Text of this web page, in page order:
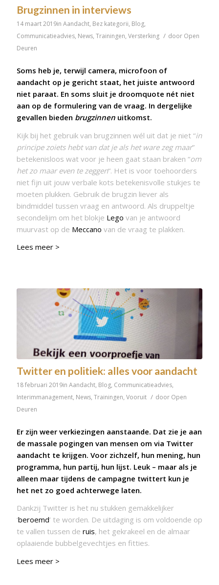
Brugzinnen in interviews
14 maart 2019in Aandacht, Bez kategorii, Blog,
Communicatieadvies, News, Trainingen, Versterking / door Open
Deuren
Soms heb je, terwijl camera, microfoon of
aandacht op je gericht staat, het juiste antwoord
niet paraat. En soms sluit je droomquote nét niet
aan op de formulering van de vraag. In dergelijke
gevallen bieden brugzinnenuitkomst.
Kijk bij het gebruik van brugzinnen wél uit dat je niet “in
principe zoiets hebt van dat je als het ware zeg maar”
betekenisloos wat voor je heen gaat staan braken “om
het zo maar even te zeggen“. Het is voor toehoorders
niet fijn uit jouw verbale kots betekenisvolle stukjes te
moeten plukken. Gebruik de brugzin liever als
bindmiddel tussen vraag en antwoord. Als druppeltje
secondelijm om het blokje Lego van je antwoord
muurvast op de Meccano van de vraag te plakken.
Lees meer >
Twitter en politiek: alles voor aandacht
18 februari 2019in Aandacht, Blog, Communicatieadvies,
Interimmanagement, News, Trainingen, Vooruit / door Open
Deuren
Er zijn weer verkiezingen aanstaande. Dat zie je aan
de massale pogingen van mensen om via Twitter
aandacht te krijgen. Voor zichzelf, hun mening, hun
programma, hun partij, hun lijst. Leuk – maar als je
alleen maar tijdens de campagne twittert kun je
het net zo goed achterwege laten.
Dankzij Twitter is het nu stukken gemakkelijker
‘beroemd’ te worden. De uitdaging is om voldoende op
te vallen tussen de ruis, het gekrakeel en de almaar
oplaaiende bubbelgevechtjes en fitties.
Lees meer >